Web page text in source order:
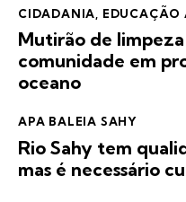
CIDADANIA EDUCAÇÃO
Mutirão de
comunidade em
oceano
APA BALEIA SAHY
Rio Sahy tem
mas é necessário